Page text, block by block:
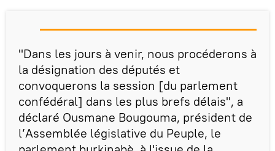
"Dans les jours à venir, nous procéderons à
la désignation des députés et
convoquerons la session [du parlement
confédéral] dans les plus brefs délais", a
déclaré Ousmane Bougouma, président de
l’Assemblée législative du Peuple, le